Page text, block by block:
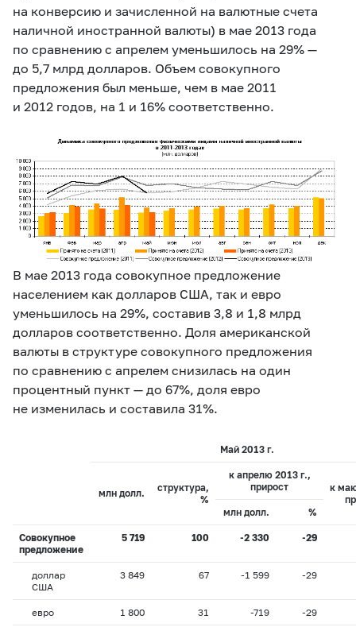
на конверсию и зачисленной на валютные счета
наличной иностранной валюты) в мае 2013 года
по сравнению с апрелем уменьшилось на 29% —
до 5,7 млрд долларов. Объем совокупного
предложения был меньше, чем в мае 2011
и 2012 годов, на 1 и 16% соответственно.
В мае 2013 года совокупное предложение
населением как долларов США, так и евро
уменьшилось на 29%, составив 3,8 и 1,8 млрд
долларов соответственно. Доля американской
валюты в структуре совокупного предложения
по сравнению с апрелем снизилась на один
процентный пункт — до 67%, доля евро
не изменилась и составила 31%.
Май 2013 г.
млн долл.
структура,
%
к апрелю 2013 г.,
прирост
к
млн долл.
%
Совокупное
предложение
5 719 100 -2 330 -29
доллар
США
3 849 67 -1 599 -29
евро 1 800 31 -719 -29